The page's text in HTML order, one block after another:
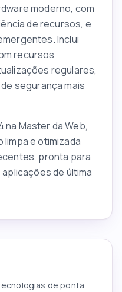
moderno, com
de recursos, e
Inclui
recursos
regulares,
segurança mais
na Master da Web,
limpa e otimizada
pronta para
de última
de ponta